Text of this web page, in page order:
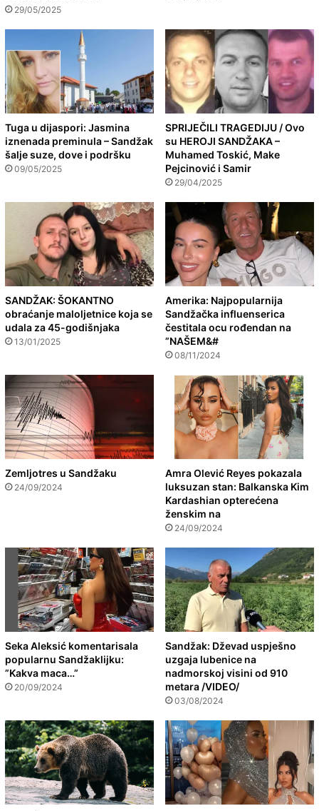
29/05/2025
Tuga u dijaspori: Jasmina
iznenada preminula – Sandžak
šalje suze, dove i podršku
09/05/2025
SPRIJEČILI TRAGEDIJU / Ovo
su HEROJI SANDŽAKA –
Muhamed Toskić, Make
Pejcinović i Samir
29/04/2025
SANDŽAK: ŠOKANTNO
obraćanje maloljetnice koja se
udala za 45-godišnjaka
13/01/2025
Amerika: Najpopularnija
Sandžačka influenserica
čestitala ocu rođendan na
”NAŠEM&#
08/11/2024
Zemljotres u Sandžaku
24/09/2024
Amra Olević Reyes pokazala
luksuzan stan: Balkanska Kim
Kardashian opterećena
ženskim na
24/09/2024
Seka Aleksić komentarisala
popularnu Sandžaklijku:
”Kakva maca…”
20/09/2024
Sandžak: Dževad uspješno
uzgaja lubenice na
nadmorskoj visini od 910
metara /VIDEO/
03/08/2024